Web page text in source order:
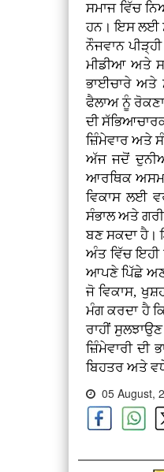
ਸਮਾਜ ਵਿੱਚ
ਹਨ। ਇਸ ਲਈ
ਨੌਜਵਾਨ
ਮੀਡੀਆ ਅਤੇ
ਭਾਈਚਾਰੇ ਅਤੇ
ਫੈਲਾਅ ਨੂੰ
ਦੀ
ਜ਼ਿੰਮੇਵਾਰ ਅਤੇ
ਅੱਜ ਜਦੋਂ
ਆਰਥਿਕ
ਵਿਕਾਸ ਲਈ
ਸੰਭਾਲ ਅਤੇ
ਬਣ ਸਕਦਾ ਹੈ।
ਅੰਤ ਵਿੱਚ ਇਹੀ
ਆਪਣੇ ਪਿੱਛੇ
ਜੋ ਵਿਕਾਸ,
ਮੰਗ ਕਰਦਾ ਹੈ
ਰਾਹੀਂ
ਜ਼ਿੰਮੇਵਾਰੀ
ਬਿਹਤਰ ਅਤੇ
05 August,